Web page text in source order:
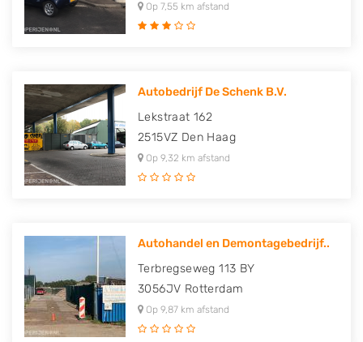
Op 7,55 km afstand
Autobedrijf De Schenk B.V.
Lekstraat 162
2515VZ Den Haag
Op 9,32 km afstand
Autohandel en Demontagebedrijf..
Terbregseweg 113 BY
3056JV Rotterdam
Op 9,87 km afstand